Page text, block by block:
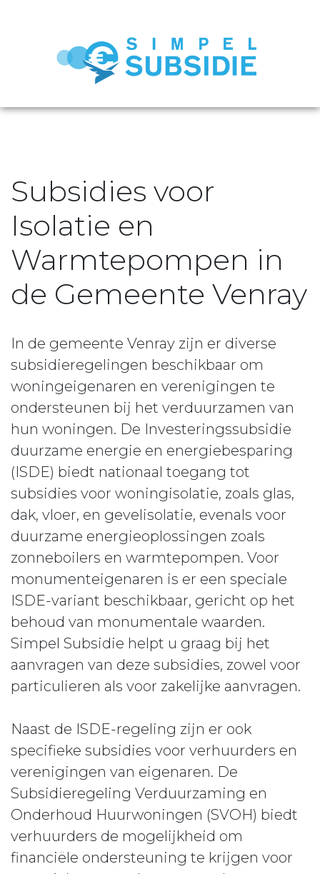
Subsidies voor
Isolatie en
Warmtepompen in
de Gemeente Venray
In de gemeente Venray zijn er diverse
subsidieregelingen beschikbaar om
woningeigenaren en verenigingen te
ondersteunen bij het verduurzamen van
hun woningen. De Investeringssubsidie
duurzame energie en energiebesparing
(ISDE) biedt nationaal toegang tot
subsidies voor woningisolatie, zoals glas,
dak, vloer, en gevelisolatie, evenals voor
duurzame energieoplossingen zoals
zonneboilers en warmtepompen. Voor
monumenteigenaren is er een speciale
ISDE-variant beschikbaar, gericht op het
behoud van monumentale waarden.
Simpel Subsidie helpt u graag bij het
aanvragen van deze subsidies, zowel voor
particulieren als voor zakelijke aanvragen.
Naast de ISDE-regeling zijn er ook
specifieke subsidies voor verhuurders en
verenigingen van eigenaren. De
Subsidieregeling Verduurzaming en
Onderhoud Huurwoningen (SVOH) biedt
verhuurders de mogelijkheid om
financiële ondersteuning te krijgen voor